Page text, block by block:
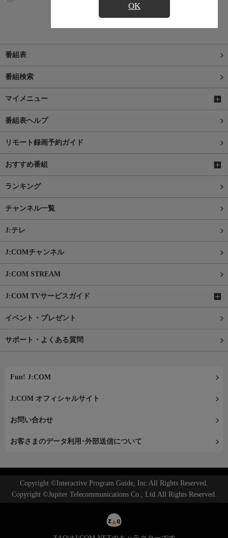
OK
番組表
番組検索
マイメニュー
番組表ヘルプ
リモート録画予約ガイド
おすすめ番組
ランキング
チャンネル一覧
J:テレ
J:COMチャンネル
J:COM STREAM
J:COM TVサービスガイド
イベント・プレゼント
サポート・よくある質問
Fun! J:COM
J:COM オフィシャルサイト
お問い合わせ
お客さまのデータ利用･外部送信について
Copyright ©Interactive Program Guide, Inc.All Rights Reserved.
Copyright ©Jupiter Telecommunications Co., Ltd.All Rights Reserved.